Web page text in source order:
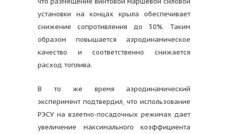
установки на концах крыла обеспечивает
снижение сопротивления до 30%. Таким
образом повышается аэродинамическое
качество и соответственно снижается
расход топлива.
В то же время аэродинамический
эксперимент подтвердил, что использование
РЭСУ на взлетно-посадочных режимах дает
увеличение максимального коэффициента